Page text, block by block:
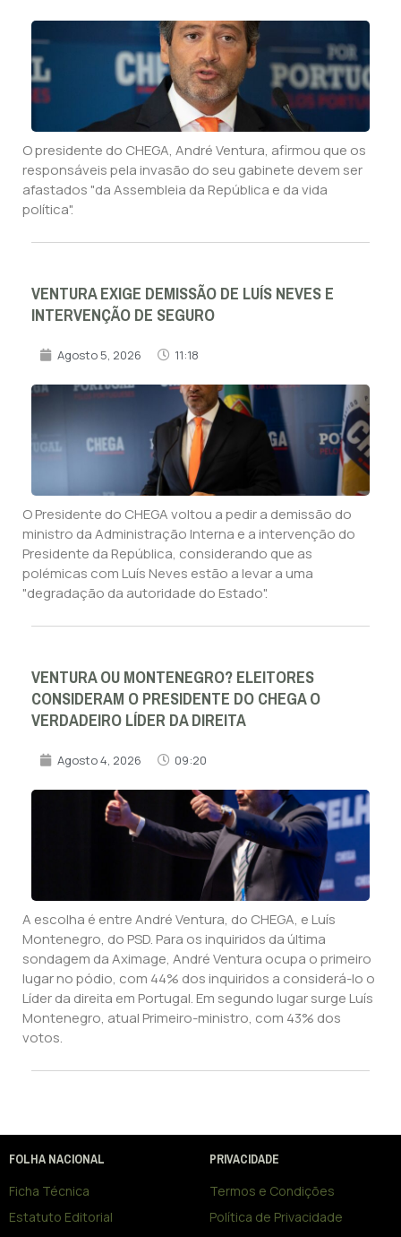
O presidente do CHEGA, André Ventura, afirmou que os
responsáveis pela invasão do seu gabinete devem ser
afastados "da Assembleia da República e da vida
política".
VENTURA EXIGE DEMISSÃO DE LUÍS NEVES E
INTERVENÇÃO DE SEGURO
Agosto 5, 2026 11:18
O Presidente do CHEGA voltou a pedir a demissão do
ministro da Administração Interna e a intervenção do
Presidente da República, considerando que as
polémicas com Luís Neves estão a levar a uma
"degradação da autoridade do Estado".
VENTURA OU MONTENEGRO? ELEITORES
CONSIDERAM O PRESIDENTE DO CHEGA O
VERDADEIRO LÍDER DA DIREITA
Agosto 4, 2026 09:20
A escolha é entre André Ventura, do CHEGA, e Luís
Montenegro, do PSD. Para os inquiridos da última
sondagem da Aximage, André Ventura ocupa o primeiro
lugar no pódio, com 44% dos inquiridos a considerá-lo o
Líder da direita em Portugal. Em segundo lugar surge Luís
Montenegro, atual Primeiro-ministro, com 43% dos
votos.
FOLHA NACIONAL
Ficha Técnica
Estatuto Editorial
PRIVACIDADE
Termos e Condições
Política de Privacidade